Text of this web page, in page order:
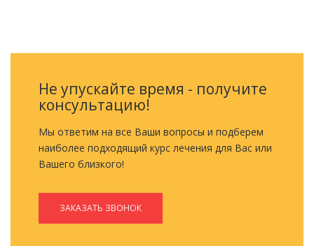
Не упускайте время - получите
консультацию!
Мы ответим на все Ваши вопросы и подберем
наиболее подходящий курс лечения для Вас или
Вашего близкого!
ЗАКАЗАТЬ ЗВОНОК